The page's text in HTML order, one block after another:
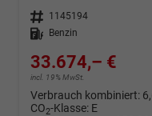
Fahrzeugnr. 1145194
Kraftstoff
Benzin
33.674,– €
incl. 19% MwSt.
Verbrauch kombiniert:
CO2-Klasse: E